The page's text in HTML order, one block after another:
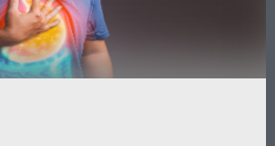
un médicament. Elle est souvent
de la muqueuse de l'estomac ou du